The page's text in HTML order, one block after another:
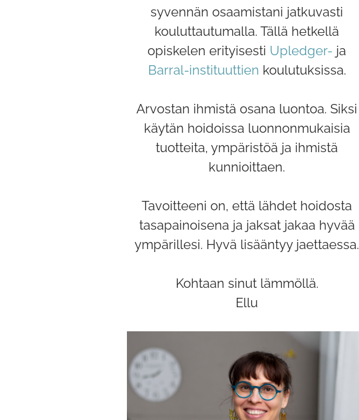
syvennän osaamistani jatkuvasti
kouluttautumalla. Tällä hetkellä
opiskelen erityisesti Upledger- ja
Barral-instituuttien koulutuksissa.
Arvostan ihmistä osana luontoa. Siksi
käytän hoidoissa luonnonmukaisia
tuotteita, ympäristöä ja ihmistä
kunnioittaen.
Tavoitteeni on, että lähdet hoidosta
tasapainoisena ja jaksat jakaa hyvää
ympärillesi. Hyvä lisääntyy jaettaessa.
Kohtaan sinut lämmöllä.
Ellu